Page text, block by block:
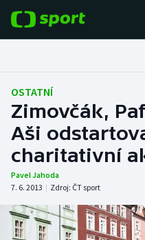
Fotbal
Hokej
Tenis
Atletika
Cyklistika
OSTATNÍ
Zimovčák,
Aši
charitativní
Pavel Jahoda
7. 6. 2013 | Zdroj: ČT sport